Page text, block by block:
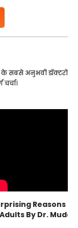
के सबसे अनुभवी डॉक्टरों
Reasons
By Dr.